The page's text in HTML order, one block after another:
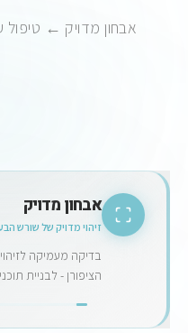
אבחון מדויק ←
1 אבחון מדויק
זיהוי מדויק של שורש
טיפול עוצמתי
טכנולוגיה מתקדמת